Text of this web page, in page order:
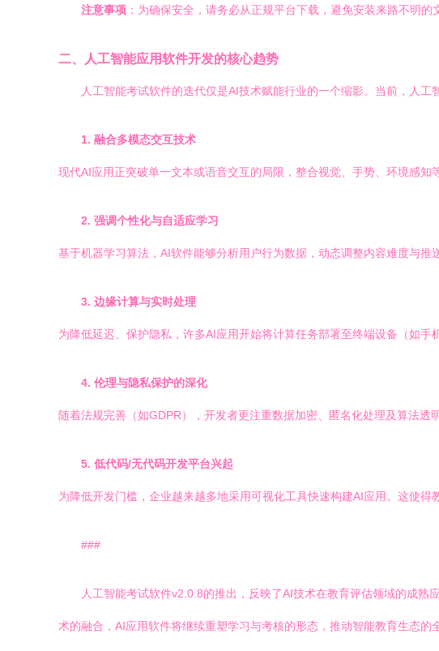
注意事项 ：为确保安全，请务必从正规平台下载，避免安装来路不明
二、人工智能应用软件开发的核心趋势
人工智能考试软件的迭代仅是AI技术赋能行业的一个缩影。当前，人工
1. 融合多模态交互技术
现代AI应用正突破单一文本或语音交互的局限，整合视觉、手势、环境感
2. 强调个性化与自适应学习
基于机器学习算法，AI软件能够分析用户行为数据，动态调整内容难度与
3. 边缘计算与实时处理
为降低延迟、保护隐私，许多AI应用开始将计算任务部署至终端设备（如
4. 伦理与隐私保护的深化
随着法规完善（如GDPR），开发者更注重数据加密、匿名化处理及算法透
5. 低代码/无代码开发平台兴起
为降低开发门槛，企业越来越多地采用可视化工具快速构建AI应用。这使得
###
人工智能考试软件v2.0.8的推出，反映了AI技术在教育评估领域的成
术的融合，AI应用软件将继续重塑学习与考核的形态，推动智能教育生态的